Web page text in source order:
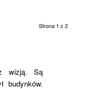
Strona 1 z 2
wizją. Są
budynków.